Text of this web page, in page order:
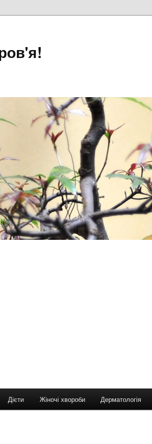
Дієти Жіночі хвороби Дерматологія